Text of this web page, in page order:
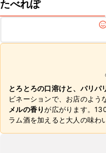
たべれぽ
とろとろの口溶けと、パリパ
ビネーションで、お店のよう
メルの香りが広がります。
ラム酒を加えると大人の味わ